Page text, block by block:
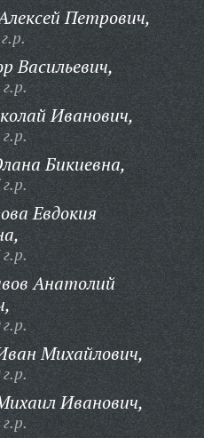
Петрович,
Васильевич,
Иванович,
Бикиевна,
Евдокия
Анатолий
Михайлович,
Иванович,